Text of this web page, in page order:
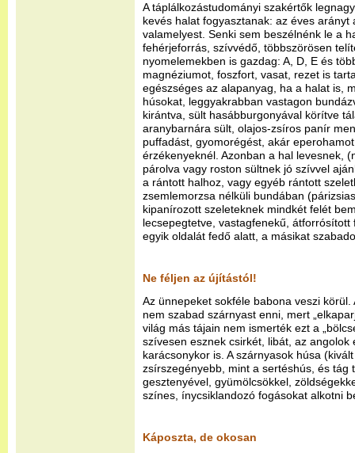
A táplálkozástudományi szakértők
kevés halat fogyasztanak: az éves
valamelyest. Senki sem beszélnénk le a
fehérjeforrás, szívvédő, többszörösen
nyomelemekben is gazdag: A, D, E és
magnéziumot, foszfort, vasat, rezet is
egészséges az alapanyag, ha a halat is,
húsokat, leggyakrabban vastagon
kirántva, sült hasábburgonyával körítve
aranybarnára sült, olajos-zsíros panír
puffadást, gyomorégést, akár
érzékenyeknél. Azonban a hal levesnek,
párolva vagy roston sültnek jó szívvel
a rántott halhoz, vagy egyéb rántott
zsemlemorzsa nélküli bundában
kipanírozott szeleteknek mindkét felét
lecsepegtetve, vastagfenekű,
egyik oldalát fedő alatt, a másikat
Ne féljen az újítástól!
Az ünnepeket sokféle babona veszi
nem szabad szárnyast enni, mert
világ más tájain nem ismerték ezt a
szívesen esznek csirkét, libát, az angolok
karácsonykor is. A szárnyasok húsa
zsírszegényebb, mint a sertéshús, és tág
gesztenyével, gyümölcsökkel,
színes, ínycsiklandozó fogásokat alkotni
Káposzta, de okosan